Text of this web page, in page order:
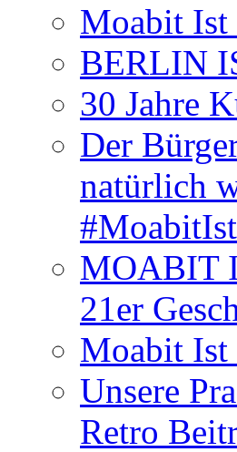
Moabit Ist
BERLIN
30 Jahre
Der
natürlich
MOABIT
21er
Moabit Ist
Unsere
Retro